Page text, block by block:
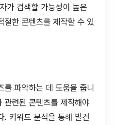
가 검색할 가능성이 높은
절한 콘텐츠를 제작할 수 있
를 파악하는 데 도움을 줍니
련된 콘텐츠를 제작해야
. 키워드 분석을 통해 발견